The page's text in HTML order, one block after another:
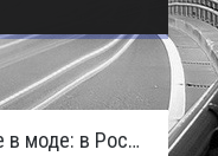
Бензин больше не в моде: в России зафиксирован взрывной отказ от двигателей внутреннего сгорания